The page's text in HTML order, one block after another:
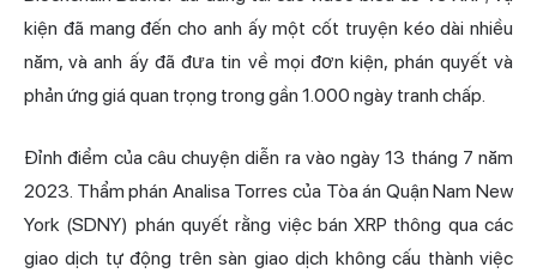
kiện đã mang đến cho anh ấy một cốt truyện kéo dài nhiều
năm, và anh ấy đã đưa tin về mọi đơn kiện, phán quyết và
phản ứng giá quan trọng trong gần 1.000 ngày tranh chấp.
Đỉnh điểm của câu chuyện diễn ra vào ngày 13 tháng 7 năm
2023. Thẩm phán Analisa Torres của Tòa án Quận Nam New
York (SDNY) phán quyết rằng việc bán XRP thông qua các
giao dịch tự động trên sàn giao dịch không cấu thành việc